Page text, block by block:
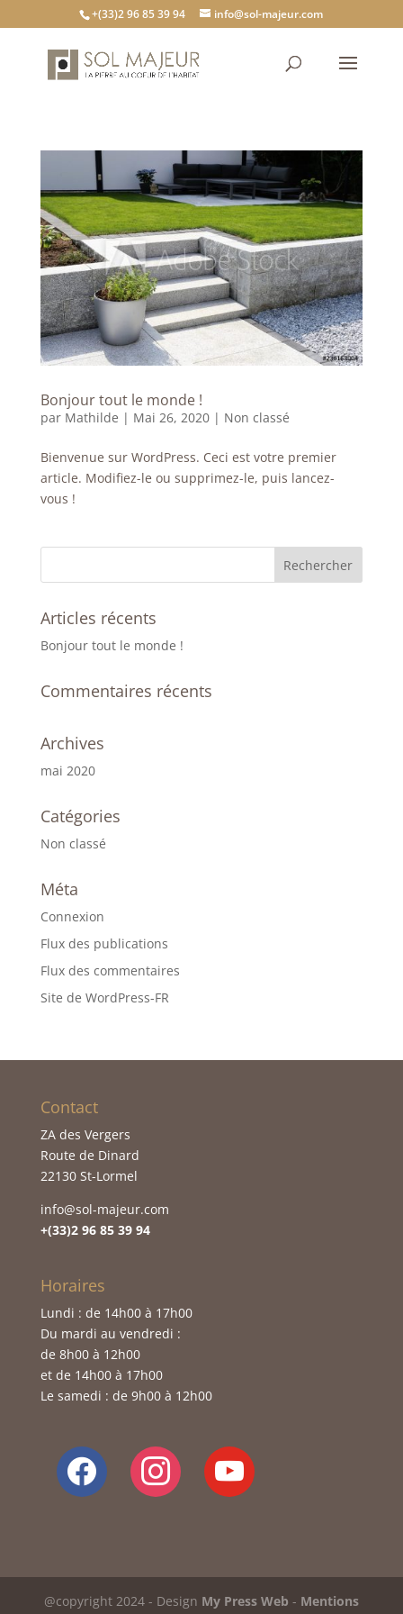
+(33)2 96 85 39 94 info@sol-majeur.com
Bonjour tout le monde !
par Mathilde | Mai 26, 2020| Non classé
Bienvenue sur WordPress. Ceci est votre premier
article. Modifiez-le ou supprimez-le, puis lancez-
vous !
Articles récents
Bonjour tout le monde !
Commentaires récents
Archives
mai 2020
Catégories
Non classé
Méta
Connexion
Flux des publications
Flux des commentaires
Site de WordPress-FR
Contact
ZA des Vergers
Route de Dinard
22130 St-Lormel
info@sol-majeur.com
+(33)2 96 85 39 94
Horaires
Lundi : de 14h00 à 17h00
Du mardi au vendredi :
de 8h00 à 12h00
et de 14h00 à 17h00
Le samedi : de 9h00 à 12h00
facebook instagram youtube
@copyright 2024 - Design My Press Web - Mentions